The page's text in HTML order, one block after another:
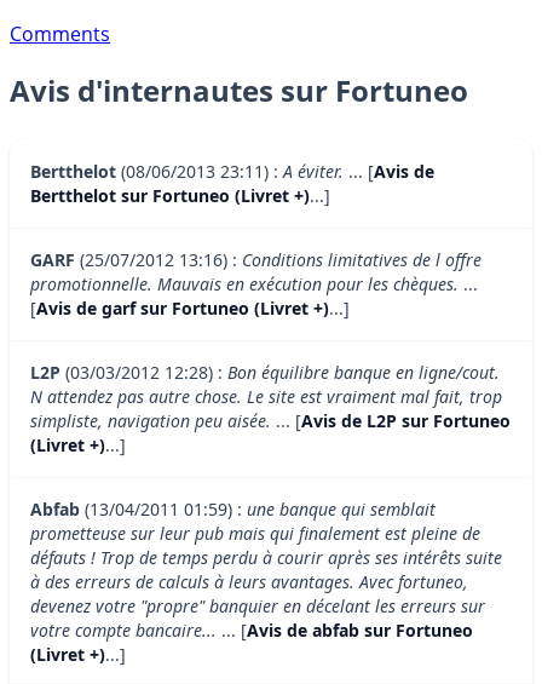
Comments
Avis d'internautes sur Fortuneo
Bertthelot (08/06/2013 23:11) :A éviter. ... [Avis de
Bertthelot sur Fortuneo (Livret +)...]
GARF (25/07/2012 13:16) : Conditions limitatives de l offre
promotionnelle. Mauvais en exécution pour les chèques. ...
[Avis de garf sur Fortuneo (Livret +)...]
L2P (03/03/2012 12:28) : Bon équilibre banque en ligne/cout.
N attendez pas autre chose. Le site est vraiment mal fait, trop
simpliste, navigation peu aisée. ... [Avis de L2P sur Fortuneo
(Livret +)...]
Abfab (13/04/2011 01:59) : une banque qui semblait
prometteuse sur leur pub mais qui finalement est pleine de
défauts ! Trop de temps perdu à courir après ses intérêts suite
à des erreurs de calculs à leurs avantages. Avec fortuneo,
devenez votre "propre" banquier en décelant les erreurs sur
votre compte bancaire... ... [Avis de abfab sur Fortuneo
(Livret +)...]